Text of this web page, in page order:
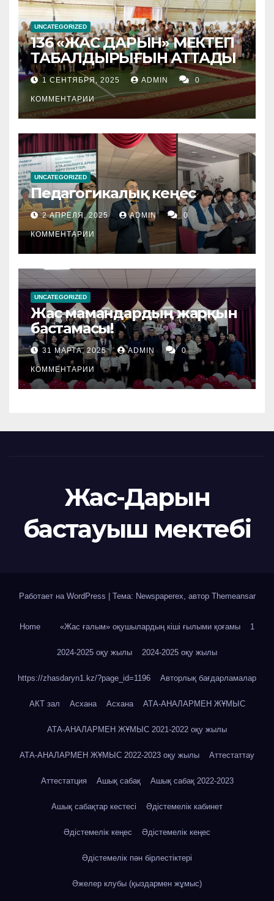
UNCATEGORIZED
136 «ЖАС ДАРЫН» МЕКТЕП
ТАБАЛДЫРЫҒЫН АТТАДЫ
1 СЕНТЯБРЯ, 2025 ADMIN 0
КОММЕНТАРИИ
UNCATEGORIZED
Педагогикалық кеңес
2 АПРЕЛЯ, 2025 ADMIN 0
КОММЕНТАРИИ
UNCATEGORIZED
Жас мамандардың жарқын
бастамасы!
31 МАРТА, 2025 ADMIN 0
КОММЕНТАРИИ
Жас-Дарын
бастауыш мектебі
Работает на WordPress Тема: Newspaperex, автор Themeansar
Home «Жас ғалым» оқушылардың кіші ғылыми қоғамы 1
2024-2025 оқу жылы 2024-2025 оқу жылы
https://zhasdaryn1.kz/?page_id=1196 Авторлық бағдарламалар
АКТ зал Асхана Асхана АТА-АНАЛАРМЕН ЖҰМЫС
АТА-АНАЛАРМЕН ЖҰМЫС 2021-2022 оқу жылы
АТА-АНАЛАРМЕН ЖҰМЫС 2022-2023 оқу жылы Аттестаттау
Аттестатция Ашық сабақ Ашық сабақ 2022-2023
Ашық сабақтар кестесі Әдістемелік кабинет
Әдістемелік кеңес Әдістемелік кеңес
Әдістемелік пән бірлестіктері
Әжелер клубы (қыздармен жұмыс)